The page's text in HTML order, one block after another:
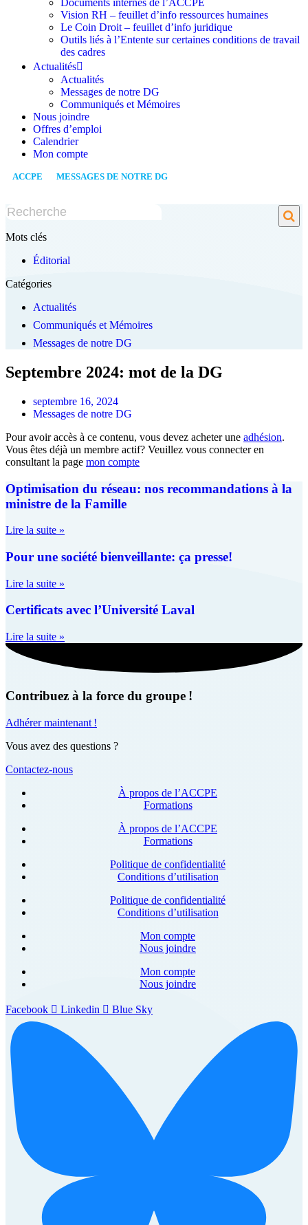
Documents internes de l’ACCPE
Vision RH – feuillet d’info ressources humaines
Le Coin Droit – feuillet d’info juridique
Outils liés à l’Entente sur certaines conditions de travail
des cadres
Actualités
Actualités
Messages de notre DG
Communiqués et Mémoires
Nous joindre
Offres d’emploi
Calendrier
Mon compte
ACCPE MESSAGES DE NOTRE DG
Mots clés
Éditorial
Catégories
Actualités
Communiqués et Mémoires
Messages de notre DG
Septembre 2024: mot de la DG
septembre 16, 2024
Messages de notre DG
Pour avoir accès à ce contenu, vous devez acheter une adhésion.
Vous êtes déjà un membre actif? Veuillez vous connecter en
consultant la page mon compte
Optimisation du réseau: nos recommandations à la
ministre de la Famille
Lire la suite »
Pour une société bienveillante: ça presse!
Lire la suite »
Certificats avec l’Université Laval
Lire la suite »
Contribuez à la force du groupe !
Adhérer maintenant !
Vous avez des questions ?
Contactez-nous
À propos de l’ACCPE
Formations
À propos de l’ACCPE
Formations
Politique de confidentialité
Conditions d’utilisation
Politique de confidentialité
Conditions d’utilisation
Mon compte
Nous joindre
Mon compte
Nous joindre
Facebook Linkedin Blue Sky